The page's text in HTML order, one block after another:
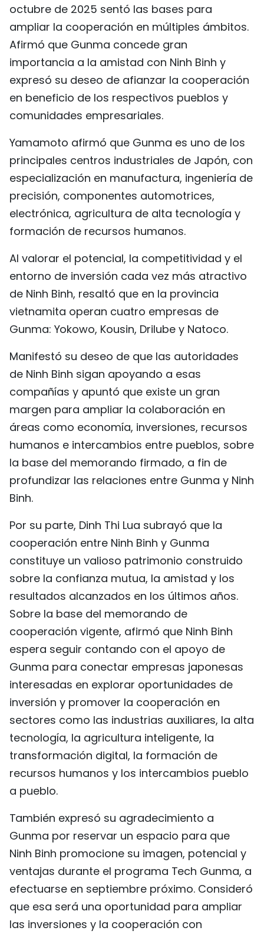
octubre de 2025 sentó las bases para
ampliar la cooperación en múltiples ámbitos.
Afirmó que Gunma concede gran
importancia a la amistad con Ninh Binh y
expresó su deseo de afianzar la cooperación
en beneficio de los respectivos pueblos y
comunidades empresariales.
Yamamoto afirmó que Gunma es uno de los
principales centros industriales de Japón, con
especialización en manufactura, ingeniería de
precisión, componentes automotrices,
electrónica, agricultura de alta tecnología y
formación de recursos humanos.
Al valorar el potencial, la competitividad y el
entorno de inversión cada vez más atractivo
de Ninh Binh, resaltó que en la provincia
vietnamita operan cuatro empresas de
Gunma: Yokowo, Kousin, Drilube y Natoco.
Manifestó su deseo de que las autoridades
de Ninh Binh sigan apoyando a esas
compañías y apuntó que existe un gran
margen para ampliar la colaboración en
áreas como economía, inversiones, recursos
humanos e intercambios entre pueblos, sobre
la base del memorando firmado, a fin de
profundizar las relaciones entre Gunma y Ninh
Binh.
Por su parte, Dinh Thi Lua subrayó que la
cooperación entre Ninh Binh y Gunma
constituye un valioso patrimonio construido
sobre la confianza mutua, la amistad y los
resultados alcanzados en los últimos años.
Sobre la base del memorando de
cooperación vigente, afirmó que Ninh Binh
espera seguir contando con el apoyo de
Gunma para conectar empresas japonesas
interesadas en explorar oportunidades de
inversión y promover la cooperación en
sectores como las industrias auxiliares, la alta
tecnología, la agricultura inteligente, la
transformación digital, la formación de
recursos humanos y los intercambios pueblo
a pueblo.
También expresó su agradecimiento a
Gunma por reservar un espacio para que
Ninh Binh promocione su imagen, potencial y
ventajas durante el programa Tech Gunma, a
efectuarse en septiembre próximo. Consideró
que esa será una oportunidad para ampliar
las inversiones y la cooperación con